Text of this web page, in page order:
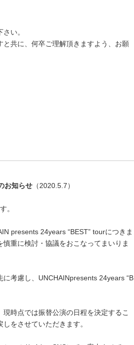
い。
共に、何卒ご理解頂きますよう、お願
お知らせ （2020.5.7）
。
presents 24years “BEST” tourにつきま
重に検討・協議をおこなってまいりま
考慮し、UNCHAINpresents 24years “B
時点では振替公演の日程を決定するこ
をさせていただきます。